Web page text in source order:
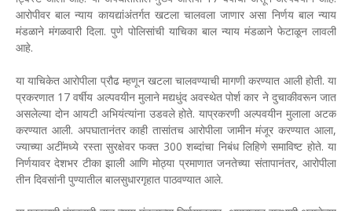
आरोपीवर बाल न्याय कायद्यांअंतर्गत खटला चालवला जाणार असा निर्णय बाल न्याय
मंडळाने मंगळवारी दिला. पुणे पोलिसांची याचिका बाल न्याय मंडळाने फेटाळून लावली
आहे.
या याचिकेत आरोपीला प्रौढ म्हणून खटला चालवण्याची मागणी करण्यात आली होती. या
प्रकरणात 17 वर्षीय अल्पवयीन मुलाने मद्यधुंद अवस्थेत पोर्श कार ने दुचाकीवरून जात
असलेल्या दोन आयटी अभियंत्यांना उडवले होते. याप्रकरणी अल्पवयीन मुलाला अटक
करण्यात आली. अपघातानंतर काही तासांतच आरोपीला जामीन मंजूर करण्यात आला,
ज्याच्या अटींमध्ये रस्ता सुरक्षेवर फक्त 300 शब्दांचा निबंध लिहिणे समाविष्ट होते. या
निर्णयावर देशभर टीका झाली आणि मोठ्या प्रमाणात जनतेच्या संतापानंतर, आरोपीला
तीन दिवसांनी पुण्यातील बालसुधारगृहात पाठवण्यात आले.